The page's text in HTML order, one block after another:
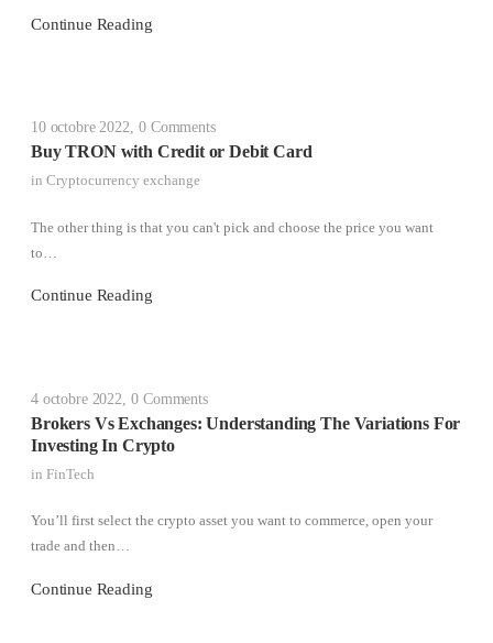
Continue Reading
10 octobre 2022, 0 Comments
Buy TRON with Credit or Debit Card
in Cryptocurrency exchange
The other thing is that you can't pick and choose the price you want
to…
Continue Reading
4 octobre 2022 0 Comments
Brokers Vs Exchanges: Understanding The Variations For
Investing In Crypto
in FinTech
You’ll first select the crypto asset you want to commerce, open your
trade and then…
Continue Reading